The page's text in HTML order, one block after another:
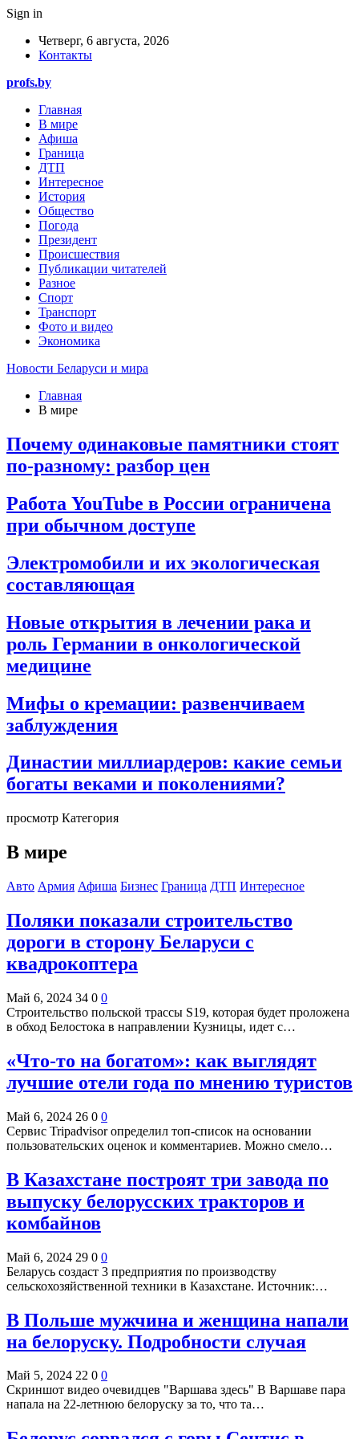
Sign in
Четверг, 6 августа, 2026
Контакты
profs.by
Главная
В мире
Афиша
Граница
ДТП
Интересное
История
Общество
Погода
Президент
Происшествия
Публикации читателей
Разное
Спорт
Транспорт
Фото и видео
Экономика
Новости Беларуси и мира
Главная
В мире
Почему одинаковые памятники стоят
по-разному: разбор цен
Работа YouTube в России ограничена
при обычном доступе
Электромобили и их экологическая
составляющая
Новые открытия в лечении рака и
роль Германии в онкологической
медицине
Мифы о кремации: развенчиваем
заблуждения
Династии миллиардеров: какие семьи
богаты веками и поколениями?
просмотр Категория
В мире
Авто Армия Афиша Бизнес Граница ДТП Интересное
Поляки показали строительство
дороги в сторону Беларуси с
квадрокоптера
Май 6, 2024 34 0 0
Строительство польской трассы S19, которая будет проложена
в обход Белостока в направлении Кузницы, идет с…
«Что-то на богатом»: как выглядят
лучшие отели года по мнению туристов
Май 6, 2024 26 0 0
Сервис Tripadvisor определил топ-список на основании
пользовательских оценок и комментариев. Можно смело…
В Казахстане построят три завода по
выпуску белорусских тракторов и
комбайнов
Май 6, 2024 29 0 0
Беларусь создаст 3 предприятия по производству
сельскохозяйственной техники в Казахстане. Источник:…
В Польше мужчина и женщина напали
на белоруску. Подробности случая
Май 5, 2024 22 0 0
Скриншот видео очевидцев "Варшава здесь" В Варшаве пара
напала на 22-летнюю белоруску за то, что та…